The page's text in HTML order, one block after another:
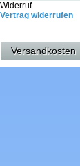
Widerruf
Vertrag widerrufen
Versandkosten